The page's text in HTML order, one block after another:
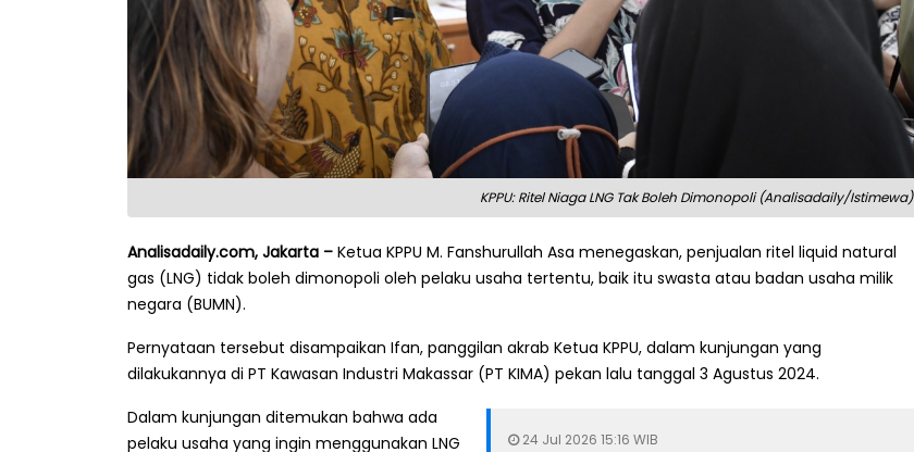
KPPU: Ritel Niaga LNG Tak Boleh Dimonopoli (Analisadaily/Istimewa)
Analisadaily.com, Jakarta – Ketua KPPU M. Fanshurullah Asa menegaskan, penjualan ritel liquid natural
gas (LNG) tidak boleh dimonopoli oleh pelaku usaha tertentu, baik itu swasta atau badan usaha milik
negara (BUMN).
Pernyataan tersebut disampaikan Ifan, panggilan akrab Ketua KPPU, dalam kunjungan yang
dilakukannya di PT Kawasan Industri Makassar (PT KIMA) pekan lalu tanggal 3 Agustus 2024.
24 Jul 2026 15:16 WIB
Dalam kunjungan ditemukan bahwa ada
pelaku usaha yang ingin menggunakan LNG